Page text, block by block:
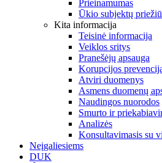
Prieinamumas
Ūkio subjektų
Kita informacija
Teisinė informacija
Veiklos sritys
Pranešėjų apsauga
Korupcijos
Atviri duomenys
Asmens duomenų
Naudingos nuorodos
Smurto ir
Analizės
Konsultavimasis su
Neįgaliesiems
DUK